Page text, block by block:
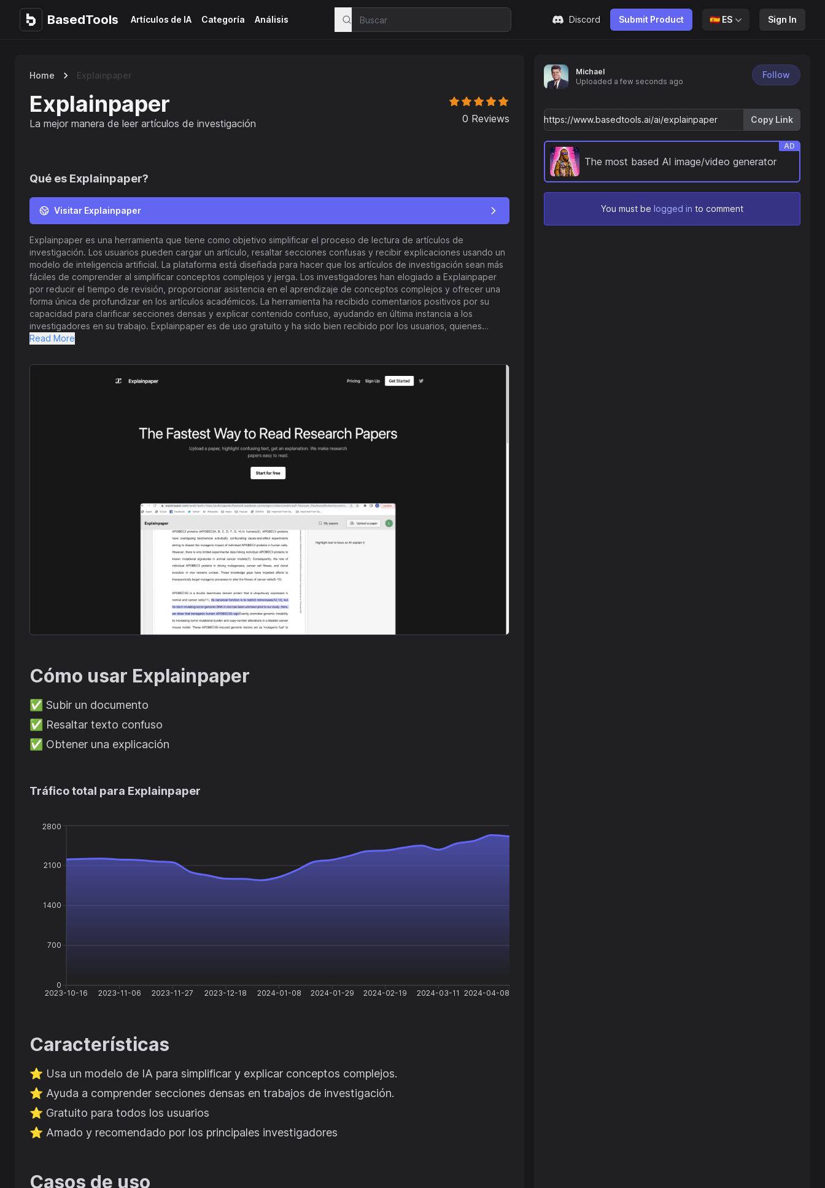
BasedTools
BasedTools Artículos de IA Categoría Análisis Discord Submit Product 🇪🇸 ES Sign In
Home Explainpaper
Explainpaper
La mejor manera de leer artículos de investigación 0 Reviews
Qué es Explainpaper?
Visitar Explainpaper
Explainpaper es una herramienta que tiene como objetivo simplificar el proceso de lectura de artículos de
investigación. Los usuarios pueden cargar un artículo, resaltar secciones confusas y recibir explicaciones usando un
modelo de inteligencia artificial. La plataforma está diseñada para hacer que los artículos de investigación sean más
fáciles de comprender al simplificar conceptos complejos y jerga. Los investigadores han elogiado a Explainpaper
por reducir el tiempo de revisión, proporcionar asistencia en el aprendizaje de conceptos complejos y ofrecer una
forma única de profundizar en los artículos académicos. La herramienta ha recibido comentarios positivos por su
capacidad para clarificar secciones densas y explicar contenido confuso, ayudando en última instancia a los
investigadores en su trabajo. Explainpaper es de uso gratuito y ha sido bien recibido por los usuarios, quienes
aprecian el apoyo que brinda para comprender el contenido académico. Al aprovechar la tecnología de inteligencia
ofreciendo un enfoque más accesible para leer y comprender artículos de investigación.
Read More
Cómo usar Explainpaper
✅ Subir un documento
✅ Resaltar texto confuso
✅ Obtener una explicación
Tráfico total para Explainpaper
2023-10-16 2023-11-06 2023-11-27 2023-12-18 2024-01-08 2024-01-29 2024-02-19 2024-03-11 2024-04-08
0
700
1400
2100
2800
Características
⭐️ Usa un modelo de IA para simplificar y explicar conceptos complejos.
⭐️ Ayuda a comprender secciones densas en trabajos de investigación.
⭐️ Gratuito para todos los usuarios
⭐️ Amado y recomendado por los principales investigadores
Casos de uso
Michael
Uploaded a few seconds ago
Follow
Copy Link
The most based AI image/video generator
AD
You must be logged in to comment